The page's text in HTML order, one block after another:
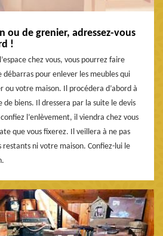
ou de grenier, adressez-vous
!
chez vous, vous pourrez faire
pour enlever les meubles qui
votre maison. Il procédera d’abord à
biens. Il dressera par la suite le devis
l’enlèvement, il viendra chez vous
que vous fixerez. Il veillera à ne pas
restants ni votre maison. Confiez-lui le